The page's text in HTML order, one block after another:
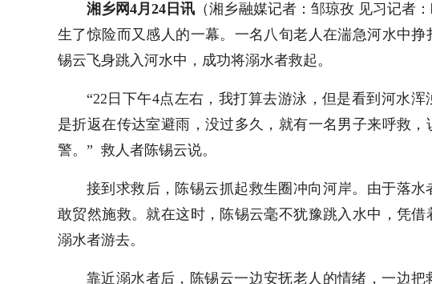
湘乡网4月24日讯 （湘乡融媒记者： 邹琼孜 见习记者
生了惊险而又感人的一幕。一名八旬老人在湍急河水中
锡云飞身跳入河水中，成功将溺水者救起。
“22日下午4点左右，我打算去游泳，但是看到河水
是折返在传达室避雨，没过多久，就有一名男子来呼救
警。” 救人者陈锡云说。
接到求救后，陈锡云抓起救生圈冲向河岸。由于落
敢贸然施救。就在这时，陈锡云毫不犹豫跳入水中，凭借
溺水者游去。
靠近溺水者后，陈锡云一边安抚老人的情绪，一边